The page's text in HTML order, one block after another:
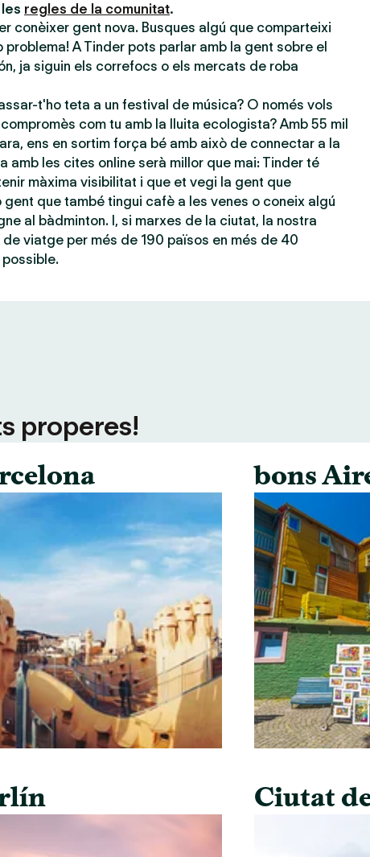
les regles de la comunitat.
conèixer gent nova. Busques algú que comparteixi
A Tinder pots parlar amb la gent sobre el
ja siguin els correfocs o els mercats de roba
t'ho teta a un festival de música? O només vols
com tu amb la lluita ecologista? Amb 55 mil
ens en sortim força bé amb això de connectar a la
amb les cites online serà millor que mai: Tinder té
màxima visibilitat i que et vegi la gent que
que també tingui cafè a les venes o coneix algú
al bàdminton. I, si marxes de la ciutat, la nostra
viatge per més de 190 països en més de 40
properes!
bons
Ciutat